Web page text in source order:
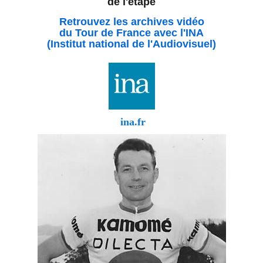
Retrouvez les archives vidéo
du Tour de France avec l'INA
(Institut national de l'Audiovisuel)
ina.fr